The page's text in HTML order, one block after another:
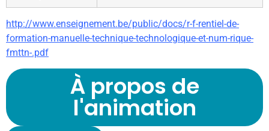
http://www.enseignement.be/public/docs/r-f-rentiel-de-
formation-manuelle-technique-technologique-et-num-rique-
fmttn-.pdf
À propos de
l'animation